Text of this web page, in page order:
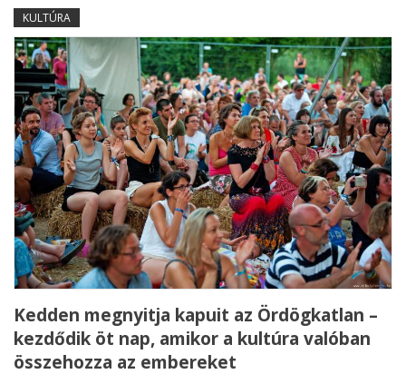
KULTÚRA
Kedden megnyitja kapuit az Ördögkatlan –
kezdődik öt nap, amikor a kultúra valóban
összehozza az embereket